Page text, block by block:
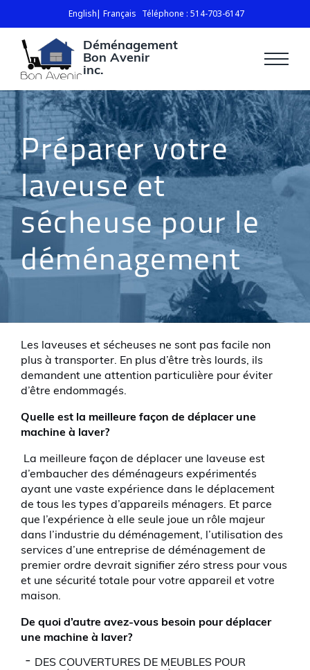
English Français Téléphone : 514-703-6147
Déménagement
Bon Avenir
inc.
Préparer votre
laveuse et
sécheuse pour le
déménagement
Les laveuses et sécheuses ne sont pas facile non
plus à transporter. En plus d’être très lourds, ils
demandent une attention particulière pour éviter
d’être endommagés.
Quelle est la meilleure façon de déplacer une
machine à laver?
La meilleure façon de déplacer une laveuse est
d’embaucher des déménageurs expérimentés
ayant une vaste expérience dans le déplacement
de tous les types d’appareils ménagers. Et parce
que l’expérience à elle seule joue un rôle majeur
dans l’industrie du déménagement, l’utilisation des
services d’une entreprise de déménagement de
premier ordre devrait signifier zéro stress pour vous
et une sécurité totale pour votre appareil et votre
maison.
De quoi d’autre avez-vous besoin pour déplacer
une machine à laver?
DES COUVERTURES DE MEUBLES POUR